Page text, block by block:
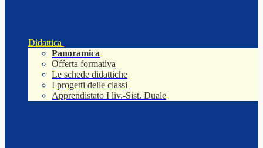
Didattica
Panoramica
Offerta formativa
Le schede didattiche
I progetti delle classi
Apprendistato I liv.-Sist. Duale